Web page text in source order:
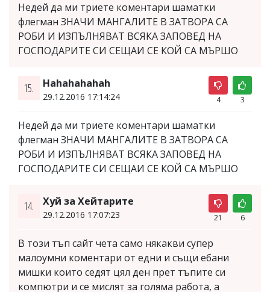
Недей да ми триете коментари шаматки
флегман ЗНАЧИ МАНГАЛИТЕ В ЗАТВОРА СА
РОБИ И ИЗПЪЛНЯВАТ ВСЯКА ЗАПОВЕД НА
ГОСПОДАРИТЕ СИ СЕЩАИ СЕ КОЙ СА МЪРШО
15. Hahahahahah
29.12.2016 17:14:24 4 3
Недей да ми триете коментари шаматки
флегман ЗНАЧИ МАНГАЛИТЕ В ЗАТВОРА СА
РОБИ И ИЗПЪЛНЯВАТ ВСЯКА ЗАПОВЕД НА
ГОСПОДАРИТЕ СИ СЕЩАИ СЕ КОЙ СА МЪРШО
14. Хуй за Хейтарите
29.12.2016 17:07:23 21 6
В този тъп сайт чета само някакви супер
малоумни коментари от едни и същи ебани
мишки които седят цял ден прет тъпите си
компютри и се мислят за голяма работа, а